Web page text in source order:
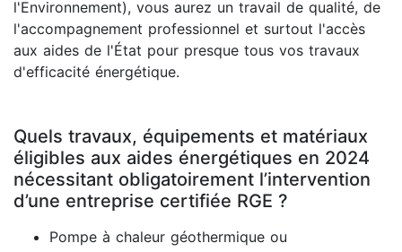
l'Environnement), vous aurez un travail de qualité, de
l'accompagnement professionnel et surtout l'accès
aux aides de l'État pour presque tous vos travaux
d'efficacité énergétique.
Quels travaux, équipements et matériaux
éligibles aux aides énergétiques en 2024
nécessitant obligatoirement l’intervention
d’une entreprise certifiée RGE ?
Pompe à chaleur géothermique ou